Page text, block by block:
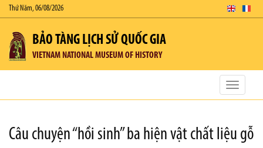
Thứ Năm, 06/08/2026
BẢO TÀNG LỊCH SỬ QUỐC GIA
VIETNAM NATIONAL MUSEUM OF HISTORY
Toggle
Câu chuyện “hồi sinh” ba hiện vật chất liệu gỗ